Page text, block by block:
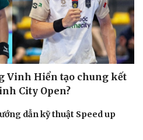
Vinh Hiển tạo chung kết
City Open?
dẫn kỹ thuật Speed up